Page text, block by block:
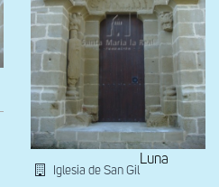
Iglesia de San Gil
Luna